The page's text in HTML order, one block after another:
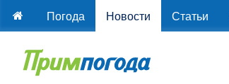
Погода Новости Статьи